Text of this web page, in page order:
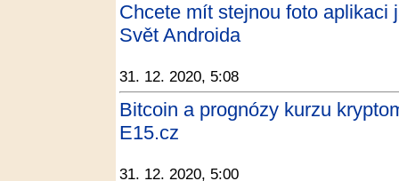
Chcete mít stejnou foto aplikaci
Svět Androida
31. 12. 2020, 5:08
Bitcoin a prognózy kurzu
E15.cz
31. 12. 2020, 5:00